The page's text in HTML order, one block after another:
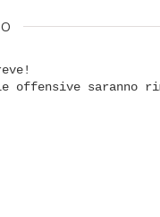
offensive saranno